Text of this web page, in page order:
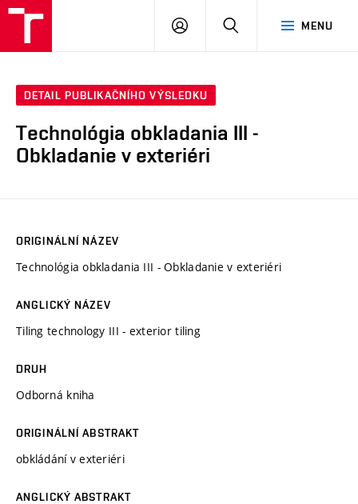
MENU
PŘIHLÁSIT
DETAIL PUBLIKAČNÍHO VÝSLEDKU
Technológia obkladania III -
Obkladanie v exteriéri
ORIGINÁLNÍ NÁZEV
Technológia obkladania III - Obkladanie v exteriéri
ANGLICKÝ NÁZEV
Tiling technology III - exterior tiling
DRUH
Odborná kniha
ORIGINÁLNÍ ABSTRAKT
obkládání v exteriéri
ANGLICKÝ ABSTRAKT